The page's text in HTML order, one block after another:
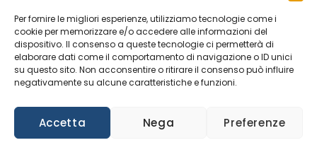
Per fornire le migliori esperienze, utilizziamo tecnologie come i
cookie per memorizzare e/o accedere alle informazioni del
dispositivo. Il consenso a queste tecnologie ci permetterà di
elaborare dati come il comportamento di navigazione o ID unici
su questo sito. Non acconsentire o ritirare il consenso può influire
negativamente su alcune caratteristiche e funzioni.
Accetta Nega Preferenze
SOCIAL
BA015359 - P.IVA 04345760237 -
Credits